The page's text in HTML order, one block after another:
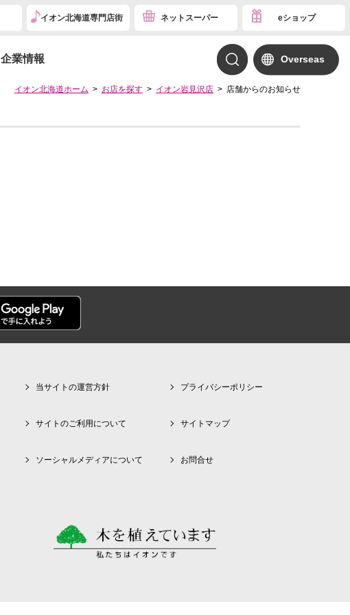
イオン北海道専門店街 ネットスーパー eショップ
企業情報 Overseas
イオン北海道ホーム お店を探す イオン岩見沢店 店舗からのお知らせ
当サイトの運営方針
サイトのご利用について
ソーシャルメディアについて
プライバシーポリシー
サイトマップ
お問合せ